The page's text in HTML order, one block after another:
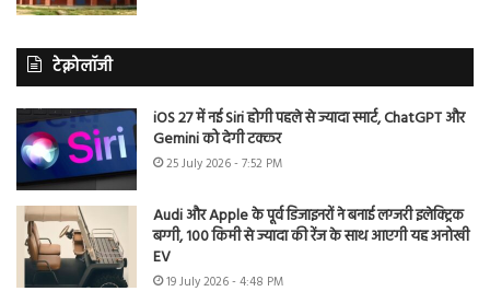
टेक्नोलॉजी
iOS 27 में नई Siri होगी पहले से ज्यादा स्मार्ट, ChatGPT और
Gemini को देगी टक्कर
25 July 2026 - 7:52 PM
Audi और Apple के पूर्व डिजाइनरों ने बनाई लग्जरी इलेक्ट्रिक
बग्गी, 100 किमी से ज्यादा की रेंज के साथ आएगी यह अनोखी
EV
19 July 2026 - 4:48 PM